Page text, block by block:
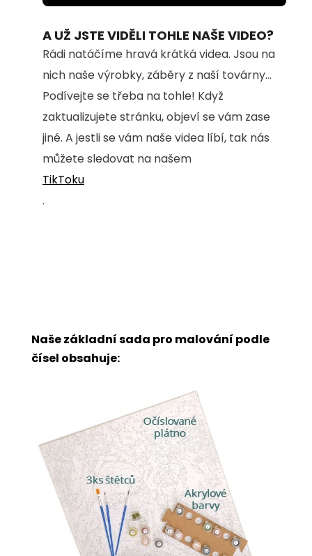
74.69%
A UŽ JSTE VIDĚLI TOHLE NAŠE VIDEO?
Rádi natáčíme hravá krátká videa. Jsou na
nich naše výrobky, záběry z naší továrny...
Podívejte se třeba na tohle! Když
zaktualizujete stránku, objeví se vám zase
jiné. A jestli se vám naše videa líbí, tak nás
můžete sledovat na našem
TikToku
.
Naše základní sada pro malování podle
čísel obsahuje: